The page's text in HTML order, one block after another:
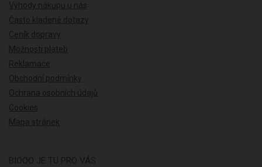
Výhody nákupu u nás
Často kladené dotazy
Ceník dopravy
Možnosti plateb
Reklamace
Obchodní podmínky
Ochrana osobních údajů
Cookies
Mapa stránek
BIOOO JE TU PRO VÁS